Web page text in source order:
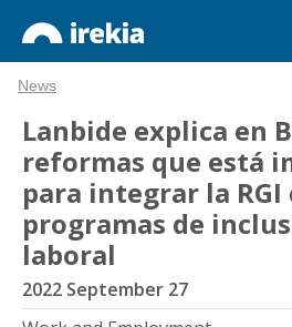
News
Lanbide explica en
reformas que está
para integrar la RGI
programas de
laboral
2022 September 27